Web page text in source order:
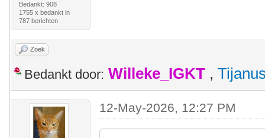
Bedankt: 908
1755 x bedankt in
787 berichten
Zoek
Bedankt door: Willeke_IGKT ,
12-May-2026, 12:27 PM